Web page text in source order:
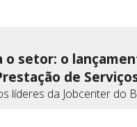
o setor: o
de
líderes da Jobcenter do